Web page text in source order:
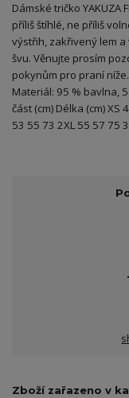
Dámské tričko YAKUZA
příliš štíhlé, ne příliš
výstřih, zakřivený lem a
švu. Věnujte prosím
pokynům pro praní
Materiál: 95 % bavlna,
část (cm) Délka (cm)
53 55 73 2XL 55 57 75
Zboží zařazeno v